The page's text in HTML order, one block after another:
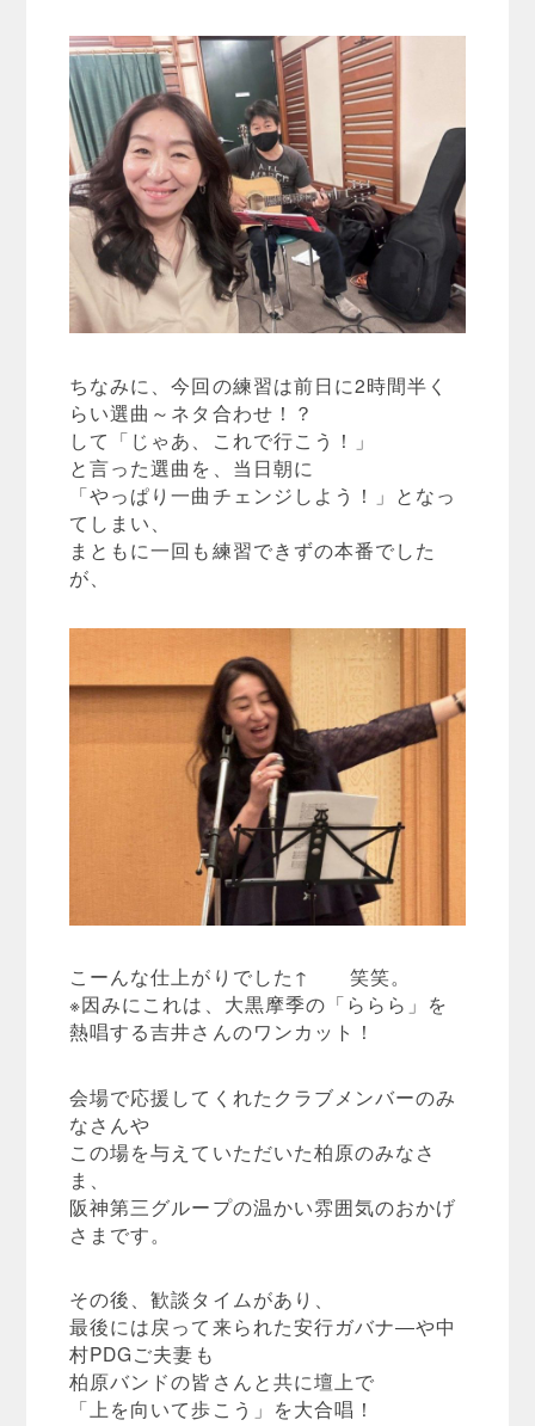
ちなみに、今回の練習は前日に2時間半く
らい選曲～ネタ合わせ！？
して「じゃあ、これで行こう！」
と言った選曲を、当日朝に
「やっぱり一曲チェンジしよう！」となっ
てしまい、
まともに一回も練習できずの本番でした
が、
こーんな仕上がりでした↑ 笑笑。
※因みにこれは、大黒摩季の「ららら」を
熱唱する吉井さんのワンカット！
会場で応援してくれたクラブメンバーのみ
なさんや
この場を与えていただいた柏原のみなさ
ま、
阪神第三グループの温かい雰囲気のおかげ
さまです。
その後、歓談タイムがあり、
最後には戻って来られた安行ガバナ―や中
村PDGご夫妻も
柏原バンドの皆さんと共に壇上で
「上を向いて歩こう」を大合唱！